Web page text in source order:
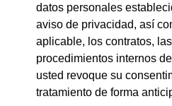
datos personales
aviso de privacidad, así
aplicable, los contratos,
procedimientos internos
usted revoque su
tratamiento de forma